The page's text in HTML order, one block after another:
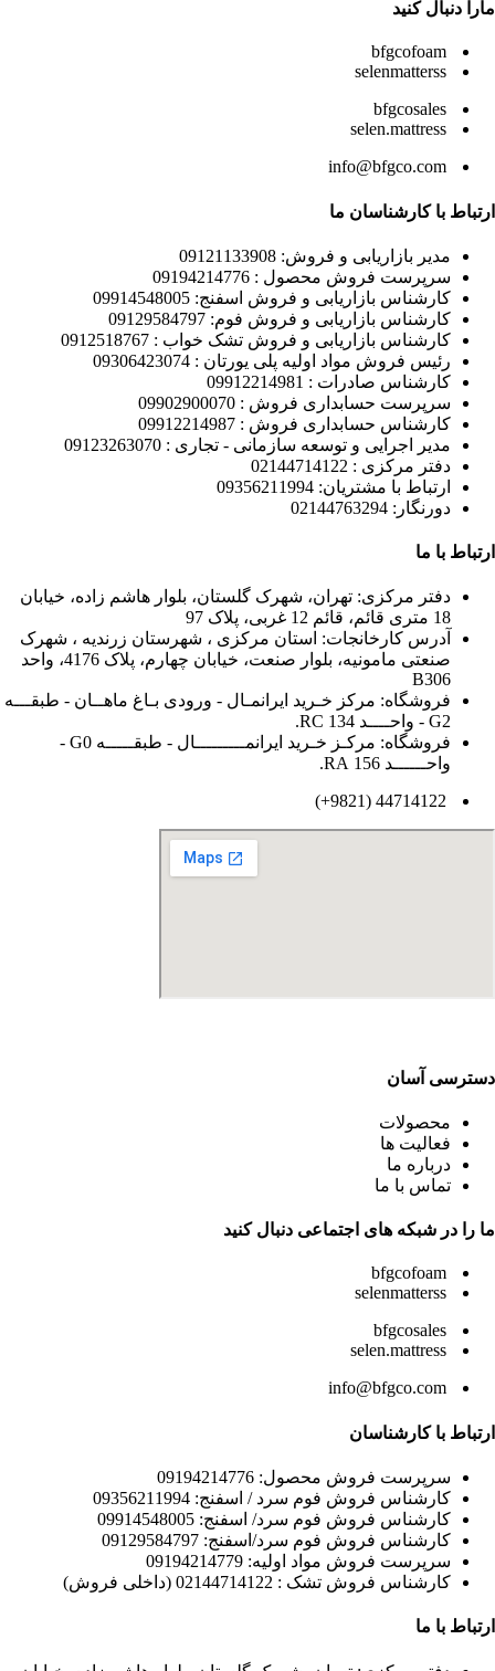
مارا دنبال کنید
bfgcofoam
selenmatterss
bfgcosales
selen.mattress
info@bfgco.com
ارتباط با کارشناسان ما
مدیر بازاریابی و فروش: 09121133908
سرپرست فروش محصول : 09194214776
کارشناس بازاریابی و فروش اسفنج: 09914548005
کارشناس بازاریابی و فروش فوم: 09129584797
کارشناس بازاریابی و فروش تشک خواب : 0912518767
رئیس فروش مواد اولیه پلی یورتان : 09306423074
کارشناس صادرات : 09912214981
سرپرست حسابداری فروش : 09902900070
کارشناس حسابداری فروش : 09912214987
مدیر اجرایی و توسعه سازمانی - تجاری : 09123263070
دفتر مرکزی : 02144714122
ارتباط با مشتریان: 09356211994
دورنگار: 02144763294
ارتباط با ما
دفتر مرکزی: تهران، شهرک گلستان، بلوار هاشم زاده، خیابان
18 متری قائم، قائم 12 غربی، پلاک 97
آدرس کارخانجات: استان مرکزی ، شهرستان زرندیه ، شهرک
صنعتی مامونیه، بلوار صنعت، خیابان چهارم، پلاک 4176، واحد
B306
فروشگاه: مرکز خـرید ایرانمـال - ورودی بـاغ ماهــان - طبقـــه
G2 - واحــــد 134 RC.
فروشگاه: مرکـز خـرید ایرانمـــــــــال - طبقـــــه G0 -
واحــــــد 156 RA.
44714122 (9821+)
دسترسی آسان
محصولات
فعالیت ها
درباره ما
تماس با ما
ما را در شبکه های اجتماعی دنبال کنید
bfgcofoam
selenmatterss
bfgcosales
selen.mattress
info@bfgco.com
ارتباط با کارشناسان
سرپرست فروش محصول: 09194214776
کارشناس فروش فوم سرد / اسفنج: 09356211994
کارشناس فروش فوم سرد/ اسفنج: 09914548005
کارشناس فروش فوم سرد/اسفنج: 09129584797
سرپرست فروش مواد اولیه: 09194214779
کارشناس فروش تشک : 02144714122 (داخلی فروش)
ارتباط با ما